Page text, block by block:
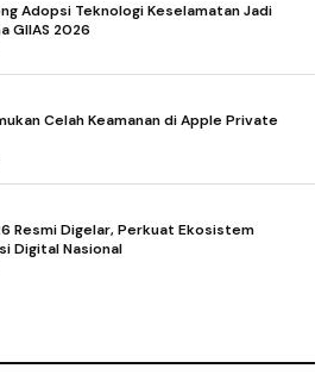
Adopsi Teknologi Keselamatan Jadi
GIIAS 2026
Celah Keamanan di Apple Private
Resmi Digelar, Perkuat Ekosistem
Digital Nasional